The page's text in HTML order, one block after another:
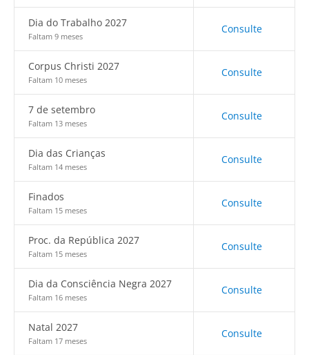
Dia do Trabalho 2027
Faltam 9 meses
Consulte
Corpus Christi 2027
Faltam 10 meses
Consulte
7 de setembro
Faltam 13 meses
Consulte
Dia das Crianças
Faltam 14 meses
Consulte
Finados
Faltam 15 meses
Consulte
Proc. da República 2027
Faltam 15 meses
Consulte
Dia da Consciência Negra 2027
Faltam 16 meses
Consulte
Natal 2027
Faltam 17 meses
Consulte